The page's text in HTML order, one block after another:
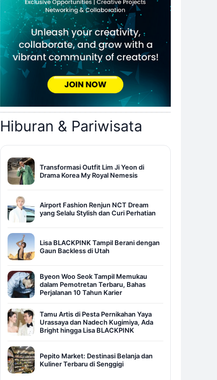
Hiburan & Pariwisata
Transformasi Outfit Lim Ji Yeon di
Drama Korea My Royal Nemesis
Airport Fashion Renjun NCT Dream
yang Selalu Stylish dan Curi Perhatian
Lisa BLACKPINK Tampil Berani dengan
Gaun Backless di Utah
Byeon Woo Seok Tampil Memukau
dalam Pemotretan Terbaru, Bahas
Perjalanan 10 Tahun Karier
Tamu Artis di Pesta Pernikahan Yaya
Urassaya dan Nadech Kugimiya, Ada
Bright hingga Lisa BLACKPINK
Pepito Market: Destinasi Belanja dan
Kuliner Terbaru di Senggigi